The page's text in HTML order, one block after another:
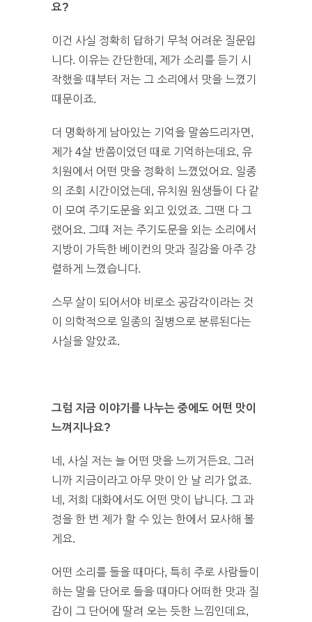
요?
이건 사실 정확히 답하기 무척 어려운 질문입
니다. 이유는 간단한데, 제가 소리를 듣기 시
작했을 때부터 저는 그 소리에서 맛을 느꼈기
때문이죠.
더 명확하게 남아있는 기억을 말씀드리자면,
제가 4살 반쯤이었던 때로 기억하는데요, 유
치원에서 어떤 맛을 정확히 느꼈었어요. 일종
의 조회 시간이었는데, 유치원 원생들이 다 같
이 모여 주기도문을 외고 있었죠. 그땐 다 그
랬어요. 그때 저는 주기도문을 외는 소리에서
지방이 가득한 베이컨의 맛과 질감을 아주 강
렬하게 느꼈습니다.
스무 살이 되어서야 비로소 공감각이라는 것
이 의학적으로 일종의 질병으로 분류된다는
사실을 알았죠.
그럼 지금 이야기를 나누는 중에도 어떤 맛이
느껴지나요?
네, 사실 저는 늘 어떤 맛을 느끼거든요. 그러
니까 지금이라고 아무 맛이 안 날 리가 없죠.
네, 저희 대화에서도 어떤 맛이 납니다. 그 과
정을 한 번 제가 할 수 있는 한에서 묘사해 볼
게요.
어떤 소리를 들을 때마다, 특히 주로 사람들이
하는 말을 단어로 들을 때마다 어떠한 맛과 질
감이 그 단어에 딸려 오는 듯한 느낌인데요,